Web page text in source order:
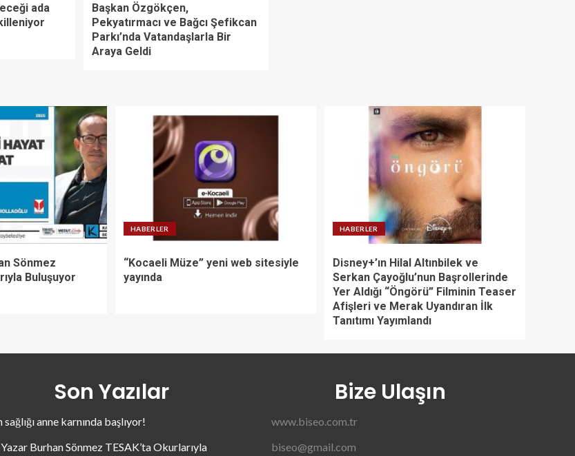
ada
Başkan Özgökçen,
Pekyatırmacı ve Bağcı Şefikcan
Parkı’nda Vatandaşlarla Bir
Araya Geldi
Sönmez
Buluşuyor
HABERLER
“Kocaeli Müze” yeni web sitesiyle
yayında
HABERLER
Disney+’ın Hilal Altınbilek ve
Serkan Çayoğlu’nun Başrollerinde
Yer Aldığı “Öngörü” Filminin Teaser
Afişleri ve Merak Uyandıran İlk
Tanıtımı Yayımlandı
Son Yazılar
sağlığı anne karnında başlıyor!
Burhan Sönmez TESAK’ta Okurlarıyla
Bize Ulaşın
www.biseo.com.tr
biseo@gmail.com